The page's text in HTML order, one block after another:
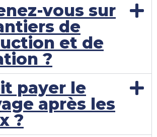
vous sur
de
et de
?
payer le
après les
?